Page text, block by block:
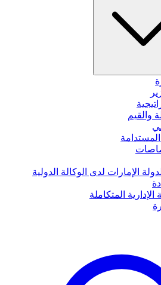
والقيم
المستدامة
لدولة الإمارات لدى الوكالة الدولية
المتكاملة